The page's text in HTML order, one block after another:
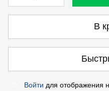
В
Войти для отображения